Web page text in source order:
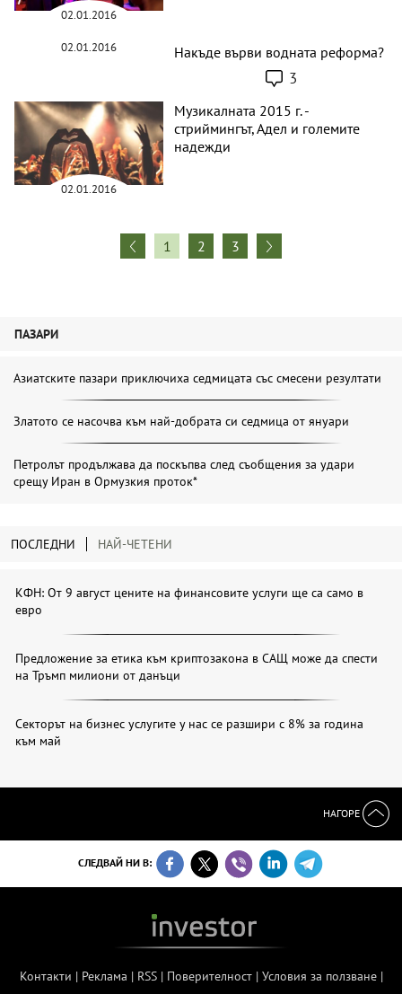
02.01.2016
02.01.2016 Накъде върви водната реформа?
3
02.01.2016
Музикалната 2015 г. -
стриймингът, Адел и големите
надежди
1 2 3
ПАЗАРИ
Азиатските пазари приключиха седмицата със смесени резултати
Златото се насочва към най-добрата си седмица от януари
Петролът продължава да поскъпва след съобщения за удари
срещу Иран в Ормузкия проток*
ПОСЛЕДНИ НАЙ-ЧЕТЕНИ
КФН: От 9 август цените на финансовите услуги ще са само в
евро
Предложение за етика към криптозакона в САЩ може да спести
на Тръмп милиони от данъци
Секторът на бизнес услугите у нас се разшири с 8% за година
към май
НАГОРЕ
СЛЕДВАЙ НИ В:
Контакти | Реклама | RSS| Поверителност| Условия за ползване|